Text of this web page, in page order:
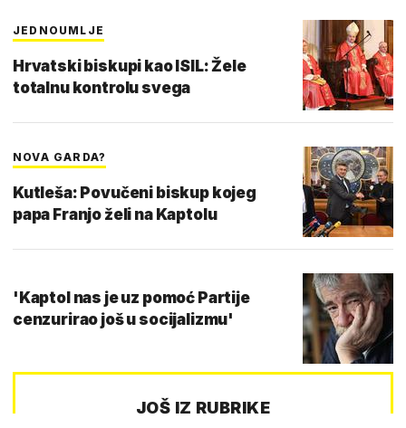
JEDNOUMLJE
Hrvatski biskupi kao ISIL: Žele
totalnu kontrolu svega
NOVA GARDA?
Kutleša: Povučeni biskup kojeg
papa Franjo želi na Kaptolu
'Kaptol nas je uz pomoć Partije
cenzurirao još u socijalizmu'
JOŠ IZ RUBRIKE